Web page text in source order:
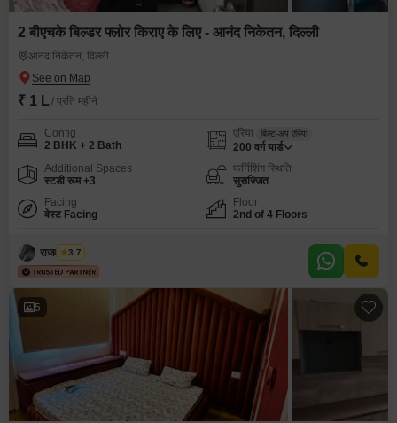
2 बीएचके बिल्डर फ्लोर किराए के लिए - आनंद निकेतन, दिल्ली
आनंद निकेतन, दिल्ली
₹ 1 L / प्रति महीने
Config
2 BHK + 2 Bath
एरिया बिल्ट-अप एरिया
200 वर्ग यार्ड
Additional Spaces
स्टडी रूम +3
फर्निशिंग स्थिति
सुसज्जित
Facing
वेस्ट Facing
Floor
2nd of 4 Floors
राजवीर सिंघ
3.7
5